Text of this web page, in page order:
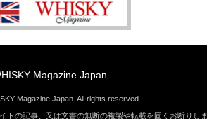
Magazine Japan
Magazine Japan. All rights reserved.
の記事、又は文書の無断の複製や転載を固くお断りし